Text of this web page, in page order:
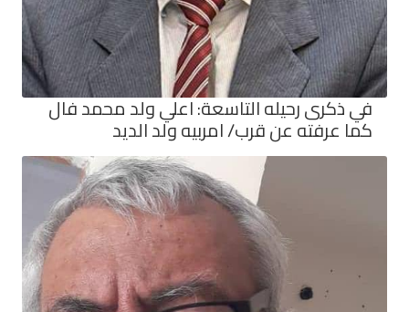
في ذكرى رحيله التاسعة: اعلي ولد محمد فال
كما عرفته عن قرب/ امربيه ولد الديد